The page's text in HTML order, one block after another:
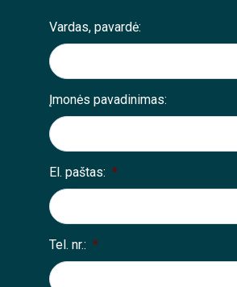
Vardas, pavardė:
Įmonės pavadinimas:
El. paštas: *
Tel. nr.: *